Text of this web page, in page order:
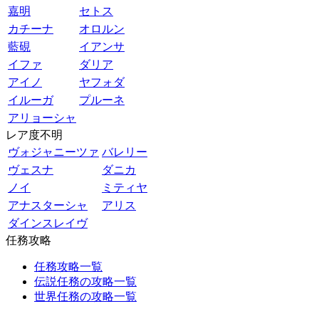
嘉明
セトス
カチーナ
オロルン
藍硯
イアンサ
イファ
ダリア
アイノ
ヤフォダ
イルーガ
プルーネ
アリョーシャ
レア度不明
ヴォジャニーツァ バレリー
ヴェスナ
ダニカ
ノイ
ミティヤ
アナスターシャ
アリス
ダインスレイヴ
任務攻略
任務攻略一覧
伝説任務の攻略一覧
世界任務の攻略一覧